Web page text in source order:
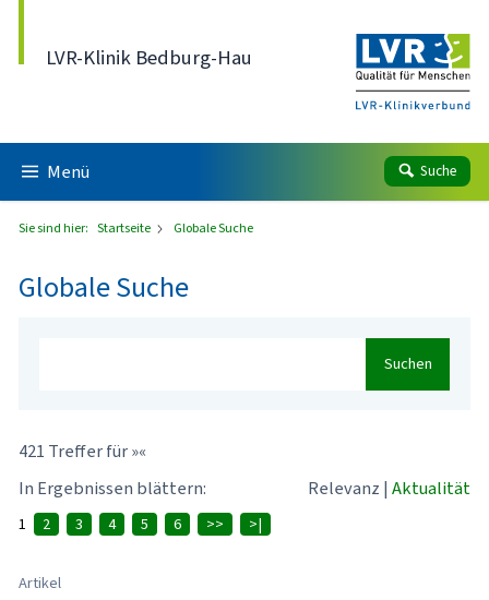
LVR-Klinik Bedburg-Hau
Menü Suche
Sie sind hier: Startseite Globale Suche
Globale Suche
Suchen
421 Treffer für »«
In Ergebnissen blättern:
Relevanz | Aktualität
1 2 3 4 5 6 >> >|
Artikel